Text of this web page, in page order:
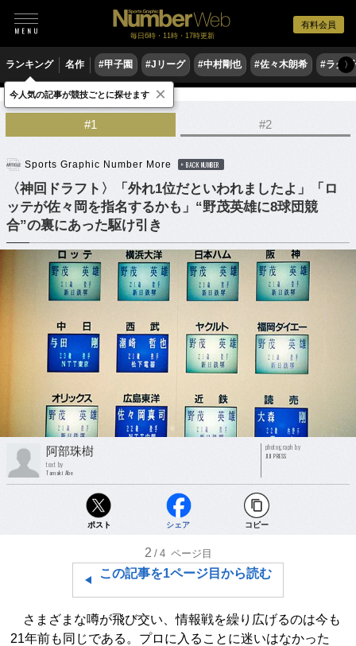
有料会員
毎日6時・11時・17時更新
ランキング 名作 #甲子園 #Jリーグ #中村剛也 #佐々木朗希 #ラグ〉
野球 プロ野球 ドラフト会議
#1 #2
Sports Graphic Number More BACK NUMBER
〈神回ドラフト〉「外れ1位だといわれましたよ」「ロ
ッテが佐々岡を指名するかも」“野茂英雄に8球団競
合”の裏にあった駆け引き
阿部珠樹
text by
Tamaki Abe
photograph by
JIJI PRESS
ポスト シェア コピー
2 /4 ページ目
この記事を1ページ目から読む
さまざまな噂が飛び交い、情報戦を繰り広げるのは今も
21年前も同じである。プロに入ることに迷いはなかった
今人気の記事が競技ごとに探せます ×